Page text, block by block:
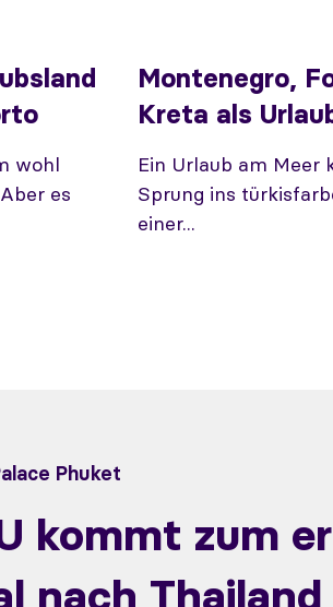
wohl
es
Montenegro,
Kreta als
Ein Urlaub am Meer
Sprung ins
einer...
Phuket
kommt zum